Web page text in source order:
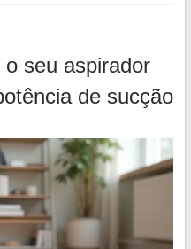
seu aspirador
de sucção